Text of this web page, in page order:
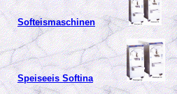
Softeismaschinen
Speiseeis Softina